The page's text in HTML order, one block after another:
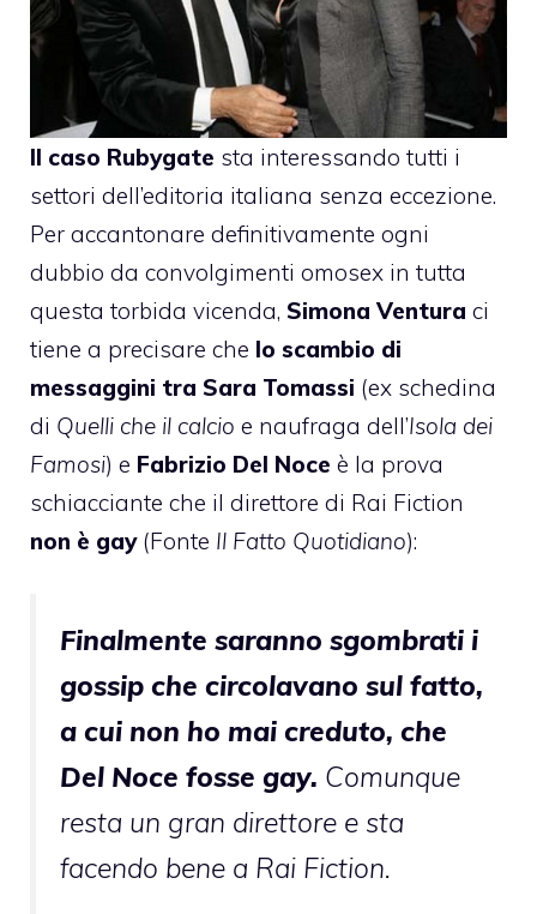
Il caso Rubygate sta interessando tutti i
settori dell’editoria italiana senza eccezione.
Per accantonare definitivamente ogni
dubbio da convolgimenti omosex in tutta
questa torbida vicenda, Simona Ventura ci
tiene a precisare che lo scambio di
messaggini tra Sara Tomassi (ex schedina
di Quelli che il calcio e naufraga dell’Isola dei
Famosi) e Fabrizio Del Noce è la prova
schiacciante che il direttore di Rai Fiction
non è gay(Fonte Il Fatto Quotidiano):
Finalmente saranno sgombrati i
gossip che circolavano sul fatto,
a cui non ho mai creduto, che
Del Noce fosse gay. Comunque
resta un gran direttore e sta
facendo bene a Rai Fiction.